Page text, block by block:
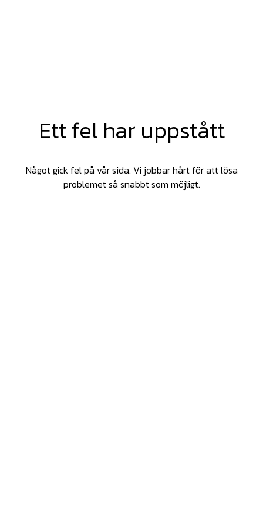
Ett fel har uppstått
Något gick fel på vår sida. Vi jobbar hårt för att lösa
problemet så snabbt som möjligt.